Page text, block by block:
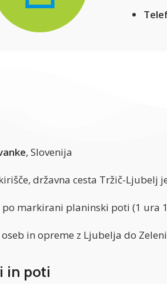
, Slovenija
državna cesta Tržič-Ljubelj
markirani planinski poti (1 ura
in opreme z Ljubelja do
in poti